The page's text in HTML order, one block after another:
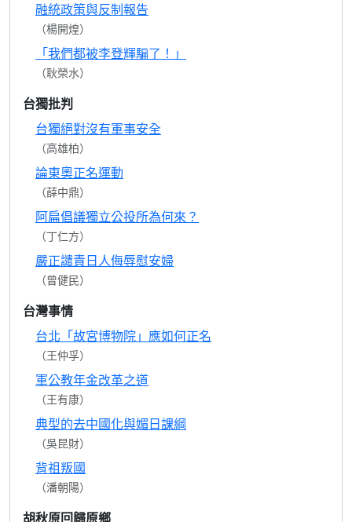
融統政策與反制報告
（楊開煌）
「我們都被李登輝騙了！」
（耿榮水）
台獨批判
台獨絕對沒有軍事安全
（高雄柏）
論東奧正名運動
（薛中鼎）
阿扁倡議獨立公投所為何來？
（丁仁方）
嚴正譴責日人侮辱慰安婦
（曾健民）
台灣事情
台北「故宮博物院」應如何正名
（王仲孚）
軍公教年金改革之道
（王有康）
典型的去中國化與媚日課綱
（吳昆財）
背祖叛國
（潘朝陽）
胡秋原回歸原鄉